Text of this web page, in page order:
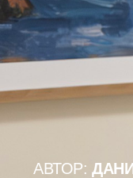
АВТОР: